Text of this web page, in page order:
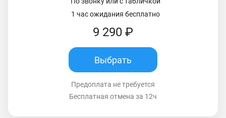
1 час ожидания бесплатно
9 290 ₽
Выбрать
Предоплата не требуется
Бесплатная отмена за 12ч